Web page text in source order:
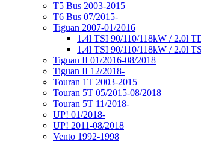
T5 Bus 2003-2015
T6 Bus 07/2015-
Tiguan 2007-01/2016
1.4l TSI 90/110/118kW / 2.0l
1.4l TSI 90/110/118kW / 2.0l
Tiguan II 01/2016-08/2018
Tiguan II 12/2018-
Touran 1T 2003-2015
Touran 5T 05/2015-08/2018
Touran 5T 11/2018-
UP! 01/2018-
UP! 2011-08/2018
Vento 1992-1998